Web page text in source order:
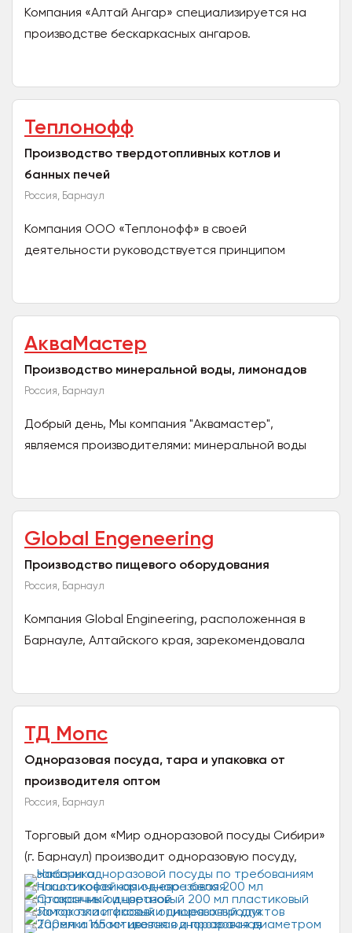
Компания «Алтай Ангар» специализируется на
производстве бескаркасных ангаров.
Теплонофф
Производство твердотопливных котлов и
банных печей
Россия, Барнаул
Компания ООО «Теплонофф» в своей
деятельности руководствуется принципом
компании...
АкваМастер
Производство минеральной воды, лимонадов
Россия, Барнаул
Добрый день, Мы компания "Аквамастер",
являемся производителями: минеральной воды
Global Engeneering
Производство пищевого оборудования
Россия, Барнаул
Компания Global Engineering, расположенная в
Барнауле, Алтайского края, зарекомендовала
ТД Мопс
Одноразовая посуда, тара и упаковка от
производителя оптом
Россия, Барнаул
Торговый дом «Мир одноразовой посуды Сибири»
(г. Барнаул) производит одноразовую посуду,
пластиковую пищевую тару и упаковочные
материалы с 2005...